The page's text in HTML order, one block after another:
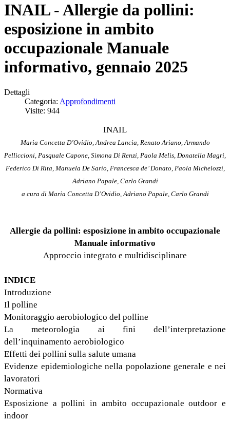
INAIL - Allergie da pollini:
esposizione in ambito
occupazionale Manuale
informativo, gennaio 2025
Dettagli
Categoria: Approfondimenti
Visite: 944
INAIL
Maria Concetta D’Ovidio, Andrea Lancia, Renato Ariano, Armando
Pelliccioni, Pasquale Capone, Simona Di Renzi, Paola Melis, Donatella Magri,
Federico Di Rita, Manuela De Sario, Francesca de’ Donato, Paola Michelozzi,
Adriano Papale, Carlo Grandi
a cura di Maria Concetta D’Ovidio, Adriano Papale, Carlo Grandi
Allergie da pollini: esposizione in ambito occupazionale
Manuale informativo
Approccio integrato e multidisciplinare
INDICE
Introduzione
Il polline
Monitoraggio aerobiologico del polline
La meteorologia ai fini dell’interpretazione
dell’inquinamento aerobiologico
Effetti dei pollini sulla salute umana
Evidenze epidemiologiche nella popolazione generale e nei
lavoratori
Normativa
Esposizione a pollini in ambito occupazionale outdoor e
indoor